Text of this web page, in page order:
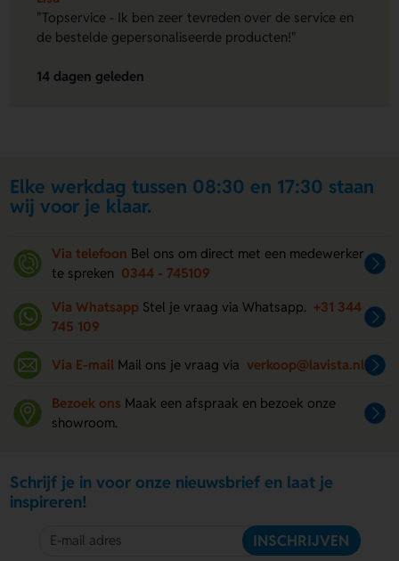
"Topservice - Ik ben zeer tevreden over de service en
de bestelde gepersonaliseerde producten!"
14 dagen geleden
Elke werkdag tussen 08:30 en 17:30 staan
wij voor je klaar.
Via telefoon Bel ons om direct met een medewerker
te spreken 0344 - 745109
Via Whatsapp Stel je vraag via Whatsapp. +31 344
745 109
Via E-mail Mail ons je vraag via verkoop@lavista.nl
Bezoek ons Maak een afspraak en bezoek onze
showroom.
Schrijf je in voor onze nieuwsbrief en laat je
inspireren!
INSCHRIJVEN